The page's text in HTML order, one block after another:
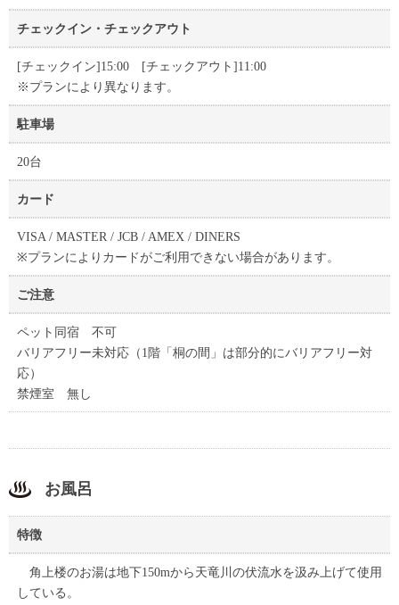
チェックイン・チェックアウト
[チェックイン]15:00 [チェックアウト]11:00
※プランにより異なります。
駐車場
20台
カード
VISA / MASTER / JCB / AMEX / DINERS
※プランによりカードがご利用できない場合があります。
ご注意
ペット同宿 不可
バリアフリー未対応（1階「桐の間」は部分的にバリアフリー対
応）
禁煙室 無し
お風呂
特徴
角上楼のお湯は地下150mから天竜川の伏流水を汲み上げて使用
している。